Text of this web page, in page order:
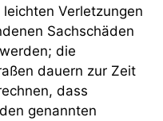
Verletzungen
Sachschäden
die
dauern zur Zeit
dass
genannten